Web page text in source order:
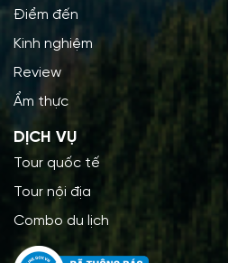
Điểm đến
Kinh nghiệm
Review
Ẩm thực
DỊCH VỤ
Tour quốc tế
Tour nội địa
Combo du lịch